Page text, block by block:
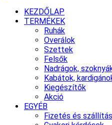
KEZDŐLAP
TERMÉKEK
Ruhák
Overálok
Szettek
Felsők
Nadrágok,
Kabátok,
Kiegészítők
Akció
EGYÉB
Fizetés és szállítás